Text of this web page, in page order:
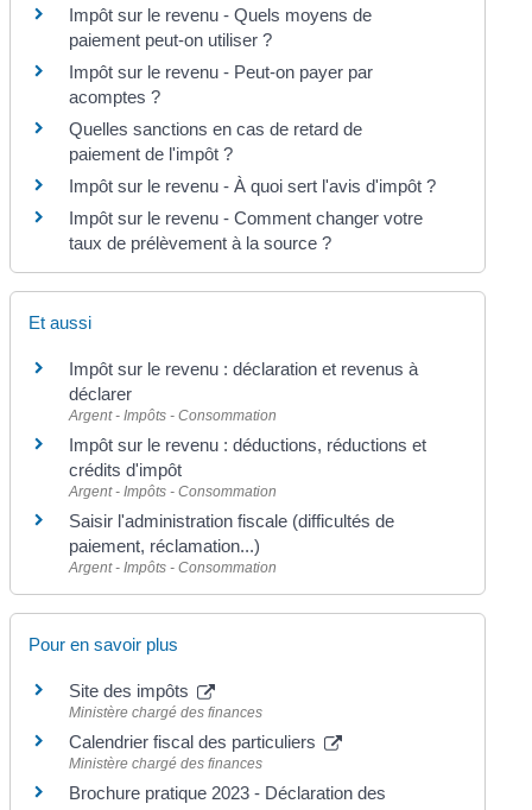
Impôt sur le revenu - Quels moyens de
paiement peut-on utiliser ?
Impôt sur le revenu - Peut-on payer par
acomptes ?
Quelles sanctions en cas de retard de
paiement de l'impôt ?
Impôt sur le revenu - À quoi sert l'avis d'impôt ?
Impôt sur le revenu - Comment changer votre
taux de prélèvement à la source ?
Et aussi
Impôt sur le revenu : déclaration et revenus à
déclarer
Argent - Impôts - Consommation
Impôt sur le revenu : déductions, réductions et
crédits d'impôt
Argent - Impôts - Consommation
Saisir l'administration fiscale (difficultés de
paiement, réclamation...)
Argent - Impôts - Consommation
Pour en savoir plus
Site des impôts
Ministère chargé des finances
Calendrier fiscal des particuliers
Ministère chargé des finances
Brochure pratique 2023 - Déclaration des